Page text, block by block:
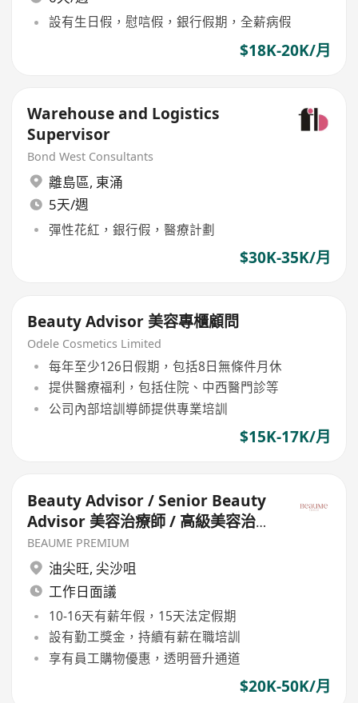
設有生日假，慰唁假，銀行假期，全薪病假
$18K-20K/月
Warehouse and Logistics
Supervisor
Bond West Consultants
離島區, 東涌
5天/週
彈性花紅，銀行假，醫療計劃
$30K-35K/月
Beauty Advisor 美容專櫃顧問
Odele Cosmetics Limited
每年至少126日假期，包括8日無條件月休
提供醫療福利，包括住院、中西醫門診等
公司內部培訓導師提供專業培訓
$15K-17K/月
Beauty Advisor / Senior Beauty
Advisor 美容治療師 / 高級美容治療
師
BEAUME PREMIUM
油尖旺, 尖沙咀
工作日面議
10-16天有薪年假，15天法定假期
設有勤工獎金，持續有薪在職培訓
享有員工購物優惠，透明晉升通道
$20K-50K/月